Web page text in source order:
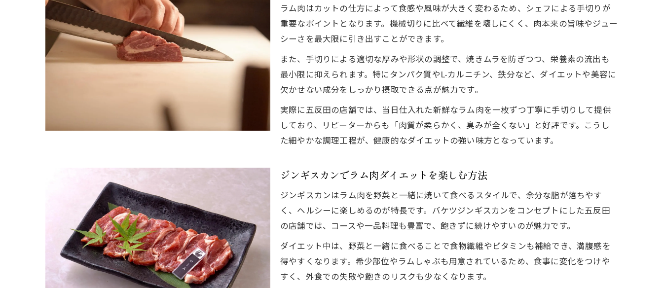
新鮮なラム肉で安心してダイエットを実践
ラム肉ダイエット時に知るべき衛生管理法
妊婦や健康志向も安心のラム肉調理ポイント
ラム肉はカットの仕方によって食感や風味が大きく変わるため、シェフによる手切りが
重要なポイントとなります。機械切りに比べて繊維を壊しにくく、肉本来の旨味やジュー
シーさを最大限に引き出すことができます。
また、手切りによる適切な厚みや形状の調整で、焼きムラを防ぎつつ、栄養素の流出も
最小限に抑えられます。特にタンパク質やL-カルニチン、鉄分など、ダイエットや美容に
欠かせない成分をしっかり摂取できる点が魅力です。
実際に五反田の店舗では、当日仕入れた新鮮なラム肉を一枚ずつ丁寧に手切りして提供
しており、リピーターからも「肉質が柔らかく、臭みが全くない」と好評です。こうし
た細やかな調理工程が、健康的なダイエットの強い味方となっています。
ジンギスカンでラム肉ダイエットを楽しむ方法
ジンギスカンはラム肉を野菜と一緒に焼いて食べるスタイルで、余分な脂が落ちやす
く、ヘルシーに楽しめるのが特長です。バケツジンギスカンをコンセプトにした五反田
の店舗では、コースや一品料理も豊富で、飽きずに続けやすいのが魅力です。
ダイエット中は、野菜と一緒に食べることで食物繊維やビタミンも補給でき、満腹感を
得やすくなります。希少部位やラムしゃぶも用意されているため、食事に変化をつけや
すく、外食での失敗や飽きのリスクも少なくなります。